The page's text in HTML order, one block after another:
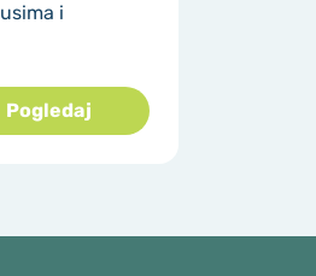
i
Pogledaj